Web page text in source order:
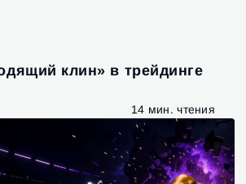
клин» в трейдинге
14 мин. чтения